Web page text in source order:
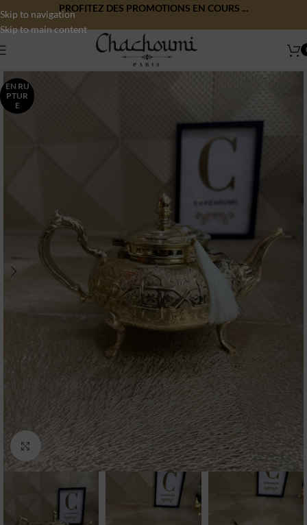
Skip to navigation
Skip to main content
PROFITEZ DES PROMOTIONS EN COURS ...
EN RU
PTUR
E
Click to enlarge